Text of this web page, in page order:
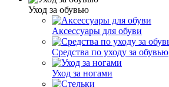
Уход за обувью
Аксессуары для обуви
Средства по уходу за обувью
Уход за ногами